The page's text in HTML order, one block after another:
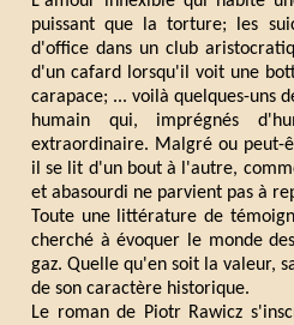
puissant que la torture; les
d'office dans un club
d'un cafard lorsqu'il voit une
carapace; ... voilà quelques-uns
humain qui, imprégnés
extraordinaire. Malgré ou peut-
il se lit d'un bout à l'autre,
et abasourdi ne parvient pas à
Toute une littérature de
cherché à évoquer le monde
gaz. Quelle qu'en soit la valeur,
de son caractère historique.
Le roman de Piotr Rawicz